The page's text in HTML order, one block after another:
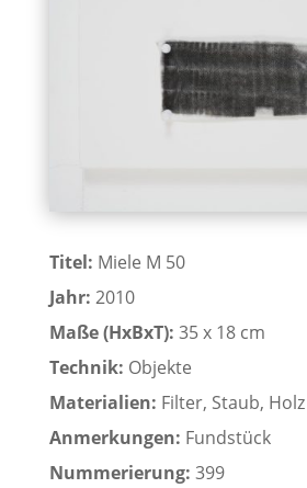
Titel: Miele M 50
Jahr: 2010
Maße (HxBxT): 35 x 18 cm
Technik: Objekte
Materialien: Filter, Staub, Holz
Anmerkungen: Fundstück
Nummerierung: 399